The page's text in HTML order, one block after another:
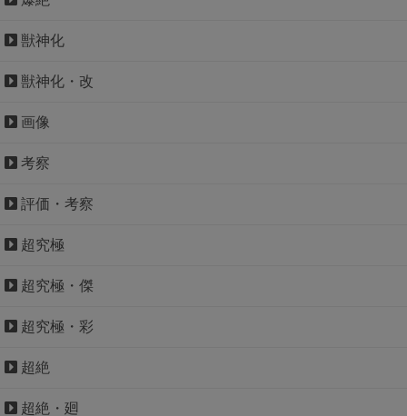
獣神化
獣神化・改
画像
考察
評価・考察
超究極
超究極・傑
超究極・彩
超絶
超絶・廻